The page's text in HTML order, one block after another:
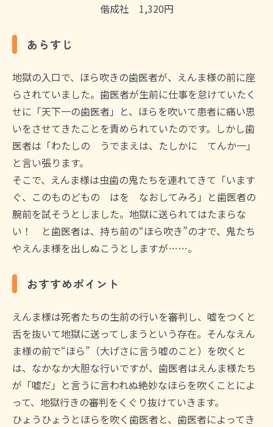
偕成社 1,320円
あらすじ
地獄の入口で、ほら吹きの歯医者が、えんま様の前に座
らされていました。歯医者が生前に仕事を怠けていたく
せに「天下一の歯医者」と、ほらを吹いて患者に痛い思
いをさせてきたことを責められていたのです。しかし歯
医者は「わたしの うでまえは、たしかに てんか一」
と言い張ります。
そこで、えんま様は虫歯の鬼たちを連れてきて「います
ぐ、このものどもの はを なおしてみろ」と歯医者の
腕前を試そうとしました。地獄に送られてはたまらな
い！ と歯医者は、持ち前の“ほら吹き”の才で、鬼たち
やえんま様を出しぬこうとしますが……。
おすすめポイント
えんま様は死者たちの生前の行いを審判し、嘘をつくと
舌を抜いて地獄に送ってしまうという存在。そんなえん
ま様の前で“ほら”（大げさに言う嘘のこと）を吹くと
は、なかなか大胆な行いですが、歯医者はえんま様たち
が「嘘だ」と言うに言われぬ絶妙なほらを吹くことによ
って、地獄行きの審判をくぐり抜けていきます。
ひょうひょうとほらを吹く歯医者と、歯医者によってき